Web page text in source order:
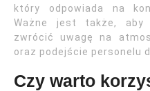
który odpowiada na
Ważne jest także, aby
zwrócić uwagę na
oraz podejście personelu
Czy warto